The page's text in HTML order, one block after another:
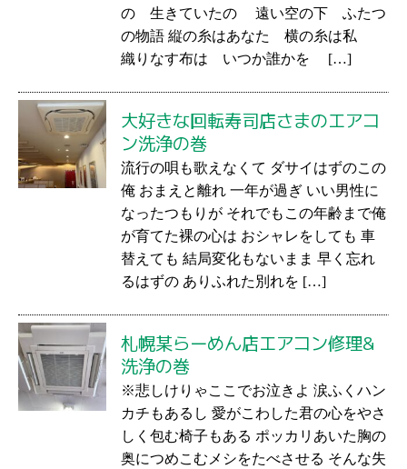
の 生きていたの 遠い空の下 ふたつ
の物語 縦の糸はあなた 横の糸は私
織りなす布は いつか誰かを […]
大好きな回転寿司店さまのエアコ
ン洗浄の巻
流行の唄も歌えなくて ダサイはずのこの
俺 おまえと離れ 一年が過ぎ いい男性に
なったつもりが それでもこの年齢まで俺
が育てた裸の心は おシャレをしても 車
替えても 結局変化もないまま 早く忘れ
るはずの ありふれた別れを […]
札幌某らーめん店エアコン修理&
洗浄の巻
※悲しけりゃここでお泣きよ 涙ふくハン
カチもあるし 愛がこわした君の心をやさ
しく包む椅子もある ポッカリあいた胸の
奥につめこむメシをたべさせる そんな失